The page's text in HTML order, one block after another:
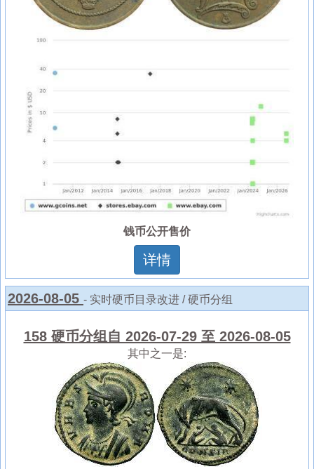
钱币公开售价
详情
2026-08-05 - 实时硬币目录改进 / 硬币分组
158 硬币分组自 2026-07-29 至 2026-08-05
其中之一是: